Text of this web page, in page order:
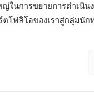
ญ่ในการขยายการดำเนิน
ตโฟลิโอของเราสู่กลุ่มนัก